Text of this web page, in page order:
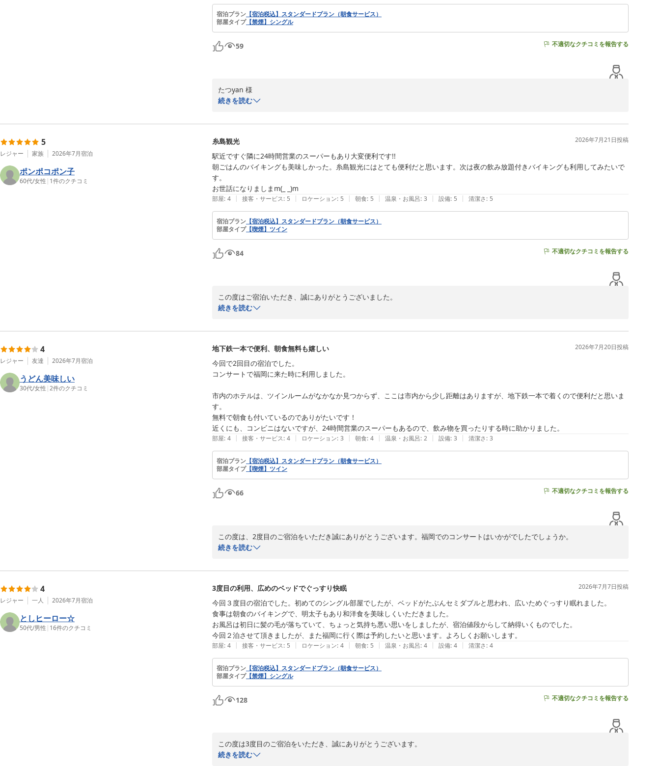
宿泊プラン 【宿泊税込】スタンダードプラン（朝食サービス）
部屋タイプ【禁煙】シングル
59 不適切なクチコミを報告する
たつyan 様
この度は当ホテルをご利用いただき、誠にありがとうございます。
当ホテルの立地につきまして、駅やスーパーが近く便利だったとのお言葉をいただき大変嬉しく存じます。
また、朝食時の混雑予測のご案内がお役に立てたようで何よりでございます。
団体のお客様がいらっしゃる際も、皆様に快適な朝の時間をお過ごしいただけるよう、スタッフ一同配慮に努めております。
「助かりました」というお言葉は、私共にとっても大きな励みとなります。
これからもお客様に寄り添ったサービスを提供できるよう、より一層努めてまいります。
お客様のまたのお越しを、スタッフ一同心よりお待ち申し上げております。
ホテルフロント
ＨＯＴＥＬ ＡＺ 福岡糸島店
2026-07-30
続きを読む
5
レジャー 家族 2026年7月宿泊
ポンポコポン子
60代/女性 | 1件のクチコミ
糸島観光 2026年7月21日投稿
駅近ですぐ隣に24時間営業のスーパーもあり大変便利です!!
朝ごはんのバイキングも美味しかった。糸島観光にはとても便利だと思います。次は夜の飲み放題付きバイキングも利用してみたいで
す。
お世話になりましまm(_ _)m
部屋: 4 | 接客・サービス: 5 | ロケーション: 5 | 朝食: 5 | 温泉・お風呂: 3 | 設備: 5 | 清潔さ: 5
宿泊プラン 【宿泊税込】スタンダードプラン（朝食サービス）
部屋タイプ【喫煙】ツイン
84 不適切なクチコミを報告する
この度はご宿泊いただき、誠にありがとうございました。
また、お忙しい中温かいご感想をお寄せいただきましたこと、重ねて御礼申し上げます。
当ホテルの立地や、隣接するスーパーの利便性を実感していただけたようで何よりでございます。
朝食バイキングにつきましても「美味しかった」とのお言葉をいただき、大変励みになります。
次回はぜひ、夜の飲み放題付きバイキングもお楽しみくださいませ。
お客様のまたのお越しを、スタッフ一同心よりお待ち申し上げております。
ＨＯＴＥＬ ＡＺ 福岡糸島店
2026-07-24
続きを読む
4
レジャー 友達 2026年7月宿泊
うどん美味しい
30代/女性 |2件のクチコミ
地下鉄一本で便利、朝食無料も嬉しい 2026年7月20日投稿
今回で2回目の宿泊でした。
コンサートで福岡に来た時に利用しました。
市内のホテルは、ツインルームがなかなか見つからず、ここは市内から少し距離はありますが、地下鉄一本で着くので便利だと思いま
す。
無料で朝食も付いているのでありがたいです！
近くにも、コンビニはないですが、24時間営業のスーパーもあるので、飲み物を買ったりする時に助かりました。
部屋: 4 | 接客・サービス: 4 | ロケーション: 3 | 朝食: 4 | 温泉・お風呂: 2 | 設備: 3 | 清潔さ: 3
宿泊プラン 【宿泊税込】スタンダードプラン（朝食サービス）
部屋タイプ【喫煙】ツイン
66 不適切なクチコミを報告する
この度は、2度目のご宿泊をいただき誠にありがとうございます。福岡でのコンサートはいかがでしたでしょうか。
大切なイベントの際のご宿泊先に、再度当ホテルをお選びいただけたこと、大変光栄に存じます。
ます。
またのご利用をお待ちしております。
ホテルフロント
ＨＯＴＥＬ ＡＺ 福岡糸島店
2026-07-20
続きを読む
4
レジャー 一人 2026年7月宿泊
としヒーロー☆
50代/男性 | 16件のクチコミ
3度目の利用、広めのベッドでぐっすり快眠 2026年7月7日投稿
今回３度目の宿泊でした。初めてのシングル部屋でしたが、ベッドがたぶんセミダブルと思われ、広いためぐっすり眠れました。
食事は朝食のバイキングで、明太子もあり和洋食を美味しくいただきました。
お風呂は初日に髪の毛が落ちていて、ちょっと気持ち悪い思いをしましたが、宿泊値段からして納得いくものでした。
部屋: 4 | 接客・サービス: 5 | ロケーション: 4 | 朝食: 5 | 温泉・お風呂: 4 | 設備: 4 | 清潔さ: 4
宿泊プラン 【宿泊税込】スタンダードプラン（朝食サービス）
部屋タイプ【禁煙】シングル
128 不適切なクチコミを報告する
この度は3度目のご宿泊をいただき、誠にありがとうございます。
数あるホテルの中から、いつも当館をお選びいただけますこと、心より感謝申し上げます。
続きを読む